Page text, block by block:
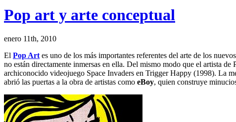
Pop art y arte conceptual
enero 11th, 2010
El Pop Art es uno de los más importantes referentes del arte de los
no están directamente inmersas en ella. Del mismo modo que el artista de
archiconocido videojuego Space Invaders en Trigger Happy (1998). La
abrió las puertas a la obra de artistas como eBoy, quien construye